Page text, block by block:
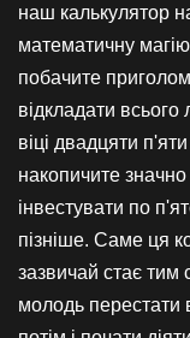
наш калькулятор
математичну
побачите
відкладати
віці двадцяти
накопичите
інвестувати по
пізніше. Саме ця
зазвичай стає
молодь перестати